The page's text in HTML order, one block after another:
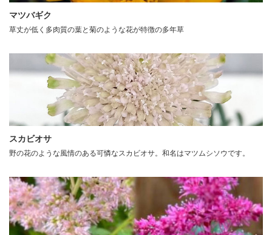
マツバギク
草丈が低く多肉質の葉と菊のような花が特徴の多年草
スカビオサ
野の花のような風情のある可憐なスカビオサ。和名はマツムシソウです。